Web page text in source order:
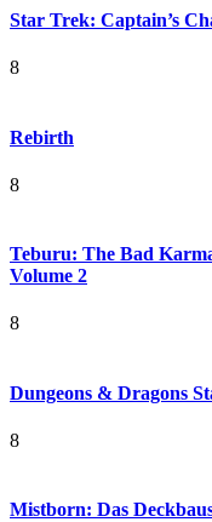
Star Trek: Captain’s
8
Rebirth
8
Teburu: The Bad
Volume 2
8
Dungeons & Dragons
8
Mistborn: Das